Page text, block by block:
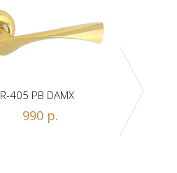
R-405 PB DAMX
990 р.